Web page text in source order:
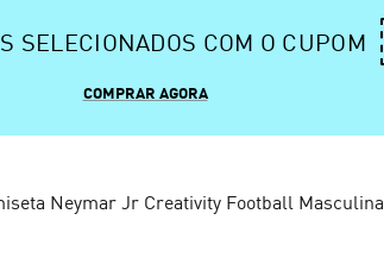
SELECIONADOS COM O CUPOM
COMPRAR AGORA
Neymar Jr Creativity Football Masculina